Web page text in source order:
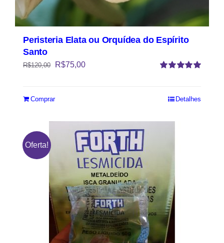
Peristeria Elata ou Orquídea do Espírito
Santo
R$120,00 R$75,00
Comprar Detalhes
Oferta!